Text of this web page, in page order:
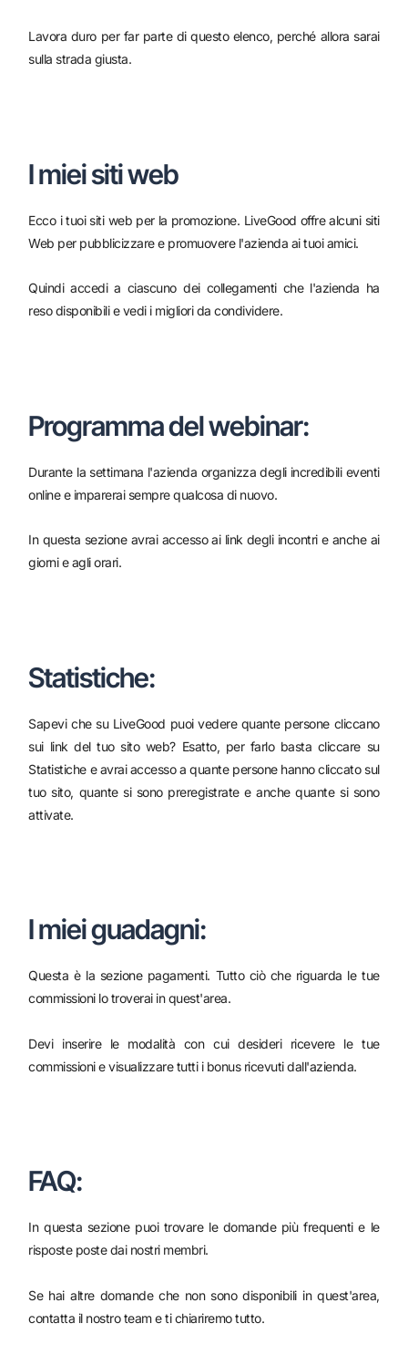
Lavora duro per far parte di questo elenco, perché allora sarai
sulla strada giusta.
I miei siti web
Ecco i tuoi siti web per la promozione. LiveGood offre alcuni siti
Web per pubblicizzare e promuovere l'azienda ai tuoi amici.
Quindi accedi a ciascuno dei collegamenti che l'azienda ha
reso disponibili e vedi i migliori da condividere.
Programma del webinar:
Durante la settimana l'azienda organizza degli incredibili eventi
online e imparerai sempre qualcosa di nuovo.
In questa sezione avrai accesso ai link degli incontri e anche ai
giorni e agli orari.
Statistiche:
Sapevi che su LiveGood puoi vedere quante persone cliccano
sui link del tuo sito web? Esatto, per farlo basta cliccare su
Statistiche e avrai accesso a quante persone hanno cliccato sul
tuo sito, quante si sono preregistrate e anche quante si sono
attivate.
I miei guadagni:
Questa è la sezione pagamenti. Tutto ciò che riguarda le tue
commissioni lo troverai in quest'area.
Devi inserire le modalità con cui desideri ricevere le tue
commissioni e visualizzare tutti i bonus ricevuti dall'azienda.
FAQ:
In questa sezione puoi trovare le domande più frequenti e le
risposte poste dai nostri membri.
Se hai altre domande che non sono disponibili in quest'area,
contatta il nostro team e ti chiariremo tutto.